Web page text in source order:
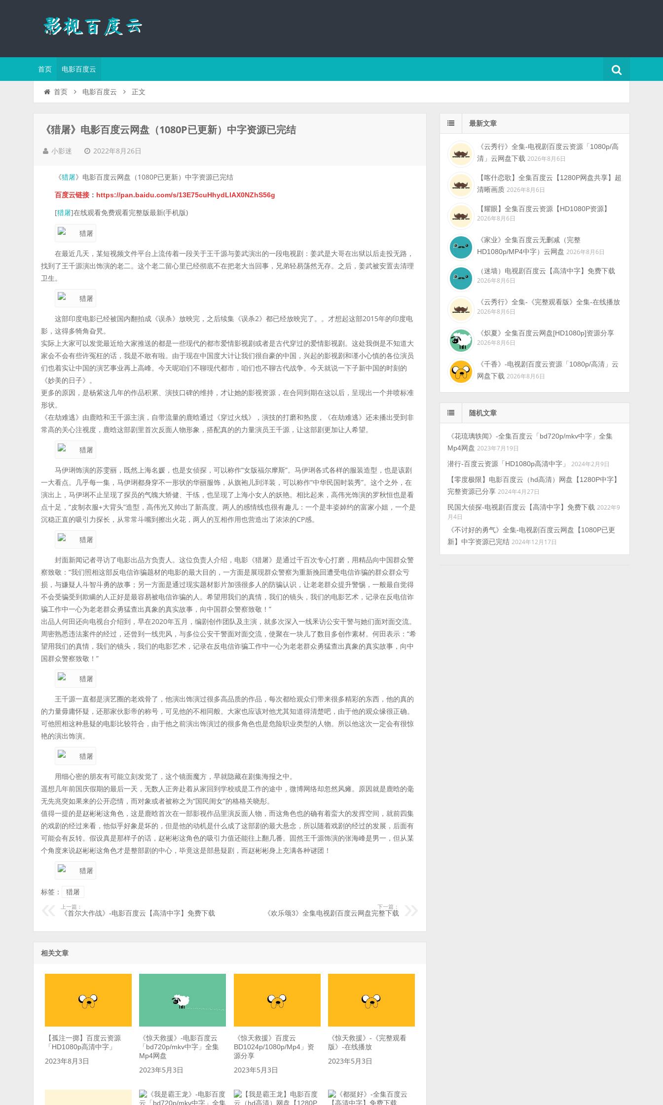
首页 电影百度云
首页 电影百度云 正文
《猎屠》电影百度云网盘（1080P已更新）中字资源已完结
小影迷 2022年8月26日
《猎屠》电影百度云网盘（1080P已更新）中字资源已完结
百度云链接 ： https://pan.baidu.com/s/13E75cuHhydLlAX0NZhS56g
[猎屠]在线观看免费观看完整版最新(手机版)
在最近几天，某短视频文件平台上流传着一段关于王千源与姜武演出的一段电视剧：姜武是大哥在出狱以后走投无路，
找到了王千源演出饰演的老二。这个老二留心里已经彻底不在把老大当回事，兄弟轻易荡然无存。之后，姜武被安置去清理
卫生。
这部印度电影已经被国内翻拍成《误杀》放映完，之后续集《误杀2》都已经放映完了。。才想起这部2015年的印度电
影，这得多犄角旮旯。
实际上大家可以发觉最近给大家推送的都是一些现代的都市爱情影视剧或者是古代穿过的爱情影视剧。这处我倒是不知道大
家会不会有些许冤枉的话，我是不敢有啦。由于现在中国度大计让我们很自豪的中国，兴起的影视剧和谨小心慎的各位演员
们也着实让中国的演艺事业再上高峰。今天呢咱们不聊现代都市，咱们也不聊古代战争。今天就说一下子新中国的时刻的
《妙美的日子》。
更多的原因，是杨紫这几年的作品积累、演技口碑的维持，才让她的影视资源，在合同到期在这以后，呈现出一个井喷标准
形状。
《在劫难逃》由鹿晗和王千源主演，自带流量的鹿晗通过《穿过火线》，演技的打磨和热度，《在劫难逃》还未播出受到非
常高的关心注视度，鹿晗这部剧里首次反面人物形象，搭配真的的力量演员王千源，让这部剧更加让人希望。
马伊琍饰演的苏雯丽，既然上海名媛，也是女侦探，可以称作“女版福尔摩斯”。马伊琍各式各样的服装造型，也是该剧
一大看点。几乎每一集，马伊琍都身穿不一形状的华丽服饰，从旗袍儿到洋装，可以称作“中华民国时装秀”。这个之外，在
演出上，马伊琍不止呈现了探员的气魄大矫健、干练，也呈现了上海小女人的妖艳。相比起来，高伟光饰演的罗秋恒也是看
点十足，“皮制衣服+大背头”造型，高伟光又帅出了新高度。两人的感情线也很有趣儿：一个是丰姿婥约的富家小姐，一个是
沉稳正直的吸引力探长，从常常斗嘴到擦出火花，两人的互相作用也营造出了浓浓的CP感。
封面新闻记者寻访了电影出品方负责人。这位负责人介绍，电影《猎屠》是通过千百次专心打磨，用精品向中国群众警
察致敬：“我们照相这部反电信诈骗题材的电影的最大目的，一方面是展现群众警察为重新挽回遭受电信诈骗的群众群众亏
损，与嫌疑人斗智斗勇的故事；另一方面是通过现实题材影片加强很多人的防骗认识，让老老群众提升警惕，一般最自觉得
不会受骗受到欺瞒的人正好是最容易被电信诈骗的人。希望用我们的真情，我们的镜头，我们的电影艺术，记录在反电信诈
骗工作中一心为老老群众勇猛查出真象的真实故事，向中国群众警察致敬！”
出品人何田还向电视台介绍到，早在2020年五月，编剧创作团队及主演，就多次深入一线釆访公安干警与她们面对面交流。
周密熟悉违法案件的经过，还曾到一线兜风，与多位公安干警面对面交流，使聚在一块儿了数目多创作素材。何田表示：“希
望用我们的真情，我们的镜头，我们的电影艺术，记录在反电信诈骗工作中一心为老老群众勇猛查出真象的真实故事，向中
国群众警察致敬！”
王千源一直都是演艺圈的老戏骨了，他演出饰演过很多高品质的作品，每次都给观众们带来很多精彩的东西，他的真的
的力量毋庸怀疑，还那家伙影帝的称号，可见他的不相同般。大家也应该对他尤其知道得清楚吧，由于他的观众缘很正确。
可他照相这种悬疑的电影比较符合，由于他之前演出饰演过的很多角色也是危险职业类型的人物。所以他这次一定会有很惊
艳的演出饰演。
用细心密的朋友有可能立刻发觉了，这个镜面魔方，早就隐藏在剧集海报之中。
遥想几年前国庆假期的最后一天，无数人正奔赴着从家回到学校或是工作的途中，微博网络却忽然风瘫。原因就是鹿晗的毫
无先兆突如果来的公开恋情，而对象或者被称之为“国民闺女”的格格关晓彤。
值得一提的是赵彬彬这角色，这是鹿晗首次在一部影视作品里演反面人物，而这角色也的确有着蛮大的发挥空间，就前四集
的戏剧的经过来看，他似乎好象是坏的，但是他的动机是什么成了这部剧的最大悬念，所以随着戏剧的经过的发展，后面有
可能会有反转。假设真是那样子的话，赵彬彬这角色的吸引力值还能往上翻几番。固然王千源饰演的张海峰是男一，但从某
个角度来说赵彬彬这角色才是整部剧的中心，毕竟这是部悬疑剧，而赵彬彬身上充满各种谜团！
标签： 猎屠
上一篇：
《首尔大作战》-电影百度云【高清中字】免费下载
下一篇：
《欢乐颂3》全集电视剧百度云网盘完整下载
相关文章
【孤注一掷】百度云资源
「HD1080p高清中字」
2023年8月3日
《惊天救援》-电影百度云
「bd720p/mkv中字」全集
Mp4网盘
2023年5月3日
《惊天救援》百度云
BD1024p/1080p/Mp4」资
源分享
2023年5月3日
《惊天救援》-《完整观看
版》-在线播放
2023年5月3日
最新文章
《云秀行》全集-电视剧百度云资源「1080p/高
清」云网盘下载 2026年8月6日
【喀什恋歌】全集百度云【1280P网盘共享】超
清晰画质 2026年8月6日
【耀眼】全集百度云资源【HD1080P资源】
2026年8月6日
《家业》全集百度云无删减（完整
HD1080p/MP4中字）云网盘 2026年8月6日
（迷墙）电视剧百度云【高清中字】免费下载
2026年8月6日
《云秀行》全集-《完整观看版》全集-在线播放
2026年8月6日
《炽夏》全集百度云网盘[HD1080p]资源分享
2026年8月6日
《千香》-电视剧百度云资源「1080p/高清」云
网盘下载 2026年8月6日
随机文章
《花琉璃轶闻》-全集百度云「bd720p/mkv中字」全集
Mp4网盘 2023年7月19日
潜行-百度云资源「HD1080p高清中字」
2024年2月9日
【零度极限】电影百度云（hd高清）网盘【1280P中字】
完整资源已分享 2024年4月27日
民国大侦探-电视剧百度云【高清中字】免费下载 2022年9
月4日
《不讨好的勇气》全集-电视剧百度云网盘【1080P已更
新】中字资源已完结 2024年12月17日